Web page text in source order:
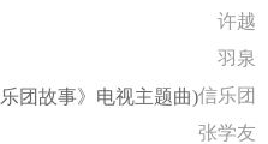
许越
羽泉
团故事》电视主题曲)信乐团
张学友